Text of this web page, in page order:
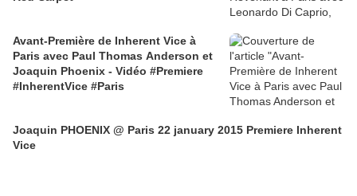
Avant-Première de Inherent Vice à
Paris avec Paul Thomas Anderson et
Joaquin Phoenix - Vidéo #Premiere
#InherentVice #Paris
Joaquin PHOENIX @ Paris 22 january 2015 Premiere Inherent
Vice